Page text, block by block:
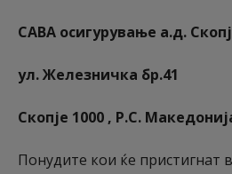
САВА осигурување а.д.
ул. Железничка бр.41
Скопје 1000 , Р.С.
Понудите кои ќе пристигнат